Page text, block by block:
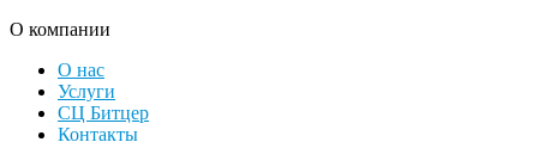
О компании
О нас
Услуги
СЦ Битцер
Контакты